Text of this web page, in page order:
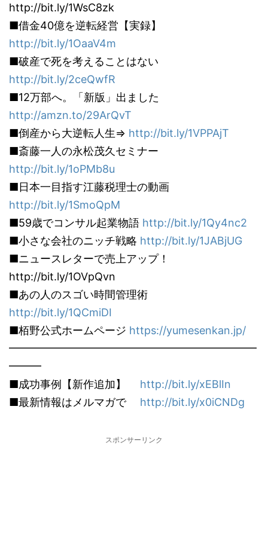
http://bit.ly/1WsC8zk
■借金40億を逆転経営【実録】
http://bit.ly/1OaaV4m
■破産で死を考えることはない
http://bit.ly/2ceQwfR
■12万部へ。「新版」出ました
http://amzn.to/29ArQvT
■倒産から大逆転人生⇒ http://bit.ly/1VPPAjT
■斎藤一人の永松茂久セミナー
http://bit.ly/1oPMb8u
■日本一目指す江藤税理士の動画
http://bit.ly/1SmoQpM
■59歳でコンサル起業物語 http://bit.ly/1Qy4nc2
■小さな会社のニッチ戦略 http://bit.ly/1JABjUG
■ニュースレターで売上アップ！
http://bit.ly/1OVpQvn
■あの人のスゴい時間管理術
http://bit.ly/1QCmiDI
■栢野公式ホームページ https://yumesenkan.jp/
━━━━━━━━━━━━━━━━━━━━━━━
━━━
■成功事例【新作追加】 http://bit.ly/xEBlIn
■最新情報はメルマガで http://bit.ly/x0iCNDg
スポンサーリンク